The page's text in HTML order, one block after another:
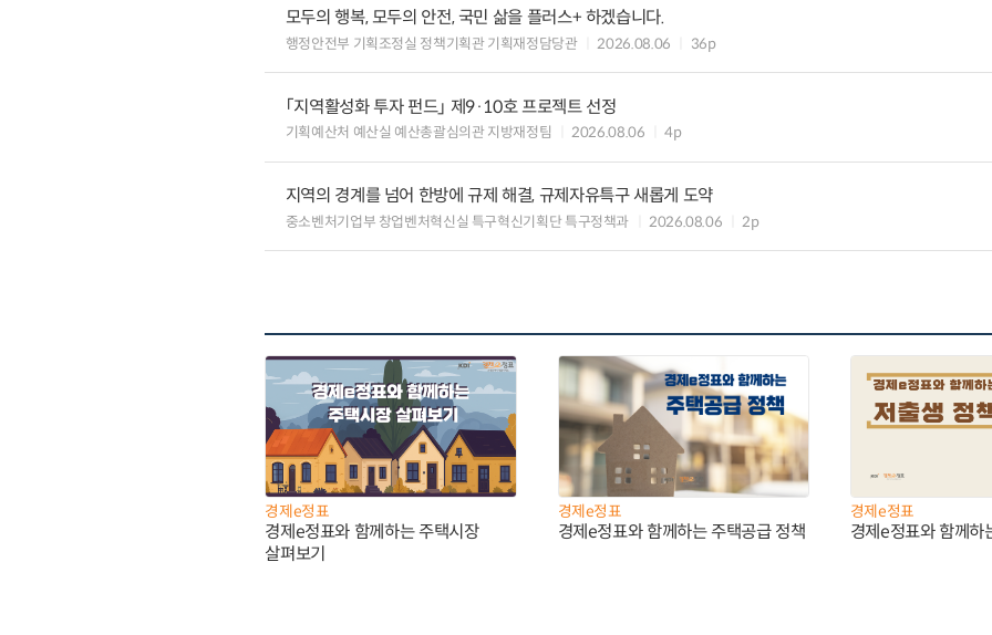
모두의 행복, 모두의 안전, 국민 삶을 플러스+ 하겠습니다.
행정안전부 기획조정실 정책기획관 기획재정담당관 2026.08.06 36p
「지역활성화 투자 펀드」 제9·10호 프로젝트 선정
기획예산처 예산실 예산총괄심의관 지방재정팀 2026.08.06 4p
지역의 경계를 넘어 한방에 규제 해결, 규제자유특구 새롭게 도약
중소벤처기업부 창업벤처혁신실 특구혁신기획단 특구정책과 2026.08.06 2p
경제e정표
경제e정표와 함께하는 주택시장
살펴보기
경제e정표
경제e정표와 함께하는 주택공급 정책
경제e정표
경제e정표와 함께하